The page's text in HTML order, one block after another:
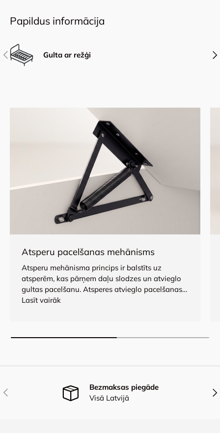
Papildus informācija
Iepriekšējais Gulta ar režģi
Atsperu pacelšanas mehānisms
Atsperu mehānisma princips ir balstīts uz
atsperēm, kas pārņem daļu slodzes un atvieglo
gultas pacelšanu. Atsperes atvieglo pacelšanas
procesu, bet daļu slodzes sedz arī cilvēks. Ja
Lasīt vairāk
Iepriekšējais
Bezmaksas piegāde
Visā Latvijā